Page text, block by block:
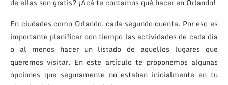
En ciudades como Orlando, cada segundo cuenta. Por eso es
importante planificar con tiempo las actividades de cada día
o al menos hacer un listado de aquellos lugares que
queremos visitar. En este artículo te proponemos algunas
opciones que seguramente no estaban inicialmente en tu